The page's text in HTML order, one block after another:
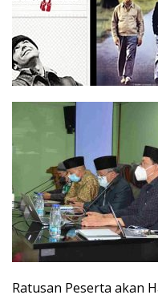
Ratusan Peserta akan